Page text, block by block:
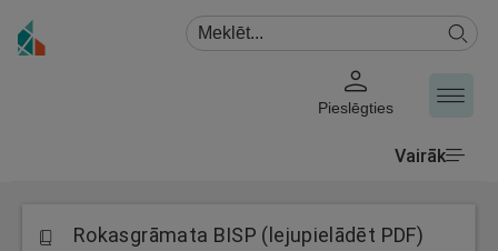
Pieslēgties
Vairāk
Rokasgrāmata BISP (lejupielādēt PDF)